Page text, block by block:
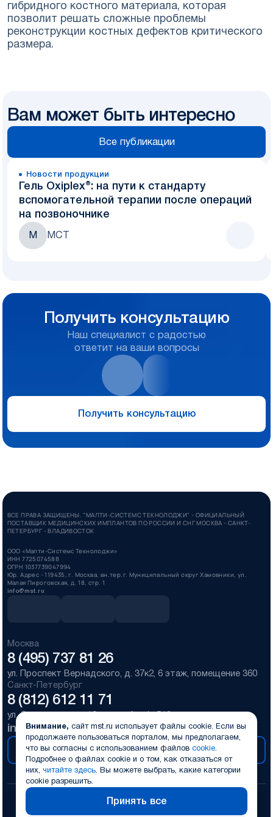
гибридного костного материала, которая
позволит решать сложные проблемы
реконструкции костных дефектов критического
размера.
Вам может быть интересно
Все публикации
Новости продукции
Гель Oxiplex®: на пути к стандарту
вспомогательной терапии после операций
на позвоночнике
М МСТ
Получить консультацию
Наш специалист с радостью
ответит на ваши вопросы
Получить консультацию
ВСЕ ПРАВА ЗАЩИЩЕНЫ. "МАЛТИ-СИСТЕМС ТЕКНОЛОДЖИ" - ОФИЦИАЛЬНЫЙ
ПОСТАВЩИК МЕДИЦИНСКИХ ИМПЛАНТОВ ПО РОССИИ И СНГ МОСКВА - САНКТ-
ПЕТЕРБУРГ - ВЛАДИВОСТОК
ООО «Малти-Системс Текнолоджи»
ИНН 7725074588
ОГРН 1037739047994
Юр. Адрес - 119435, г. Москва, вн.тер.г. Муниципальный округ Хамовники, ул.
Малая Пироговская, д. 18, стр. 1
info@mst.ru
Москва
8 (495) 737 81 26
ул. Проспект Вернадского, д. 37к2, 6 этаж, помещение 360
Санкт-Петербург
8 (812) 612 11 71
ул. Смолячкова, д. 19, литер А, оф. 518
info@mst.ru
Получить консультацию
© 1996-2026 Mалти-Системс Текнолоджи
Внимание, cайт mst.ru использует файлы cookie. Если вы
продолжаете пользоваться порталом, мы предполагаем,
что вы согласны с использованием файловcookie.
Подробнее о файлах cookie и о том, как отказаться от
них,читайте здесь. Вы можете выбрать, какие категории
cookie разрешить.
Принять все